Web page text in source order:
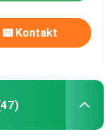
Kontakt